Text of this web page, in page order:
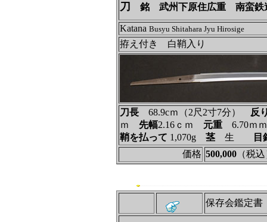
刀 銘 武州下原住広重 南蛮鉄
Katana Busyu Shitahara Jyu Hirosige
拵え付き 白鞘入り
刀長68.9cｍ（2尺2寸7分）
反
ｍ 先幅2.16ｃｍ 元重6.70ｍ
鞘を払って 1,070g 茎生
目
価格 500,000（税込
保存会鑑定書